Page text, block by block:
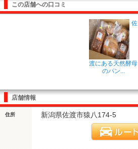
この店舗への口コミ
佐
渡にある天然酵母
のパン...
店舗情報
住所 新潟県佐渡市猿八174-5